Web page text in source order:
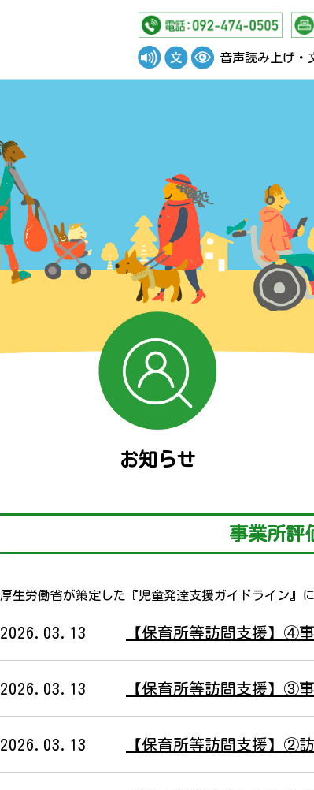
音声読み上げ・
お知らせ
事業所評
厚生労働省が策定した『児童発達支援ガイドライン』
2026.03.13 【保育所等訪問支援】④
2026.03.13 【保育所等訪問支援】③
2026.03.13 【保育所等訪問支援】②